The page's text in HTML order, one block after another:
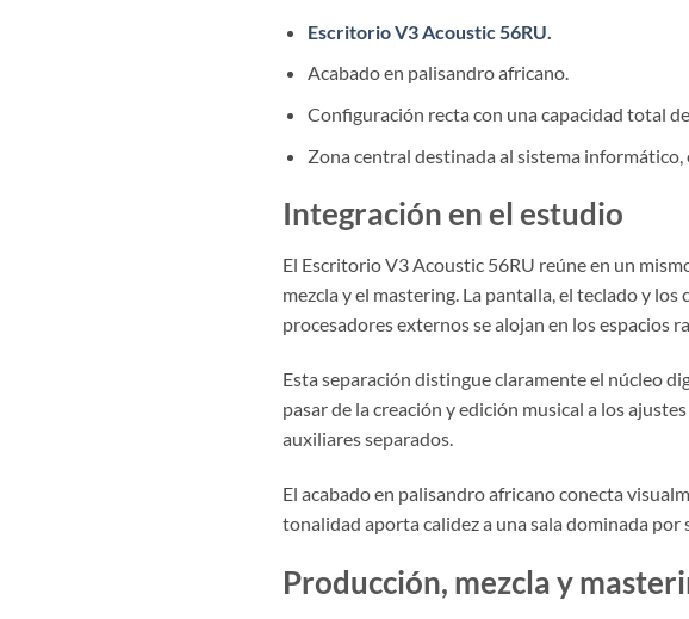
Escritorio V3 Acoustic 56RU
Acabado en palisandro africano.
Configuración recta con una capacidad total
Zona central destinada al sistema
Integración en el estudio
El Escritorio V3 Acoustic 56RU reúne en un
mezcla y el mastering. La pantalla, el teclado y
procesadores externos se alojan en los espacios
Esta separación distingue claramente el núcleo
pasar de la creación y edición musical a los
auxiliares separados.
El acabado en palisandro africano conecta
tonalidad aporta calidez a una sala dominada
Producción, mezcla y